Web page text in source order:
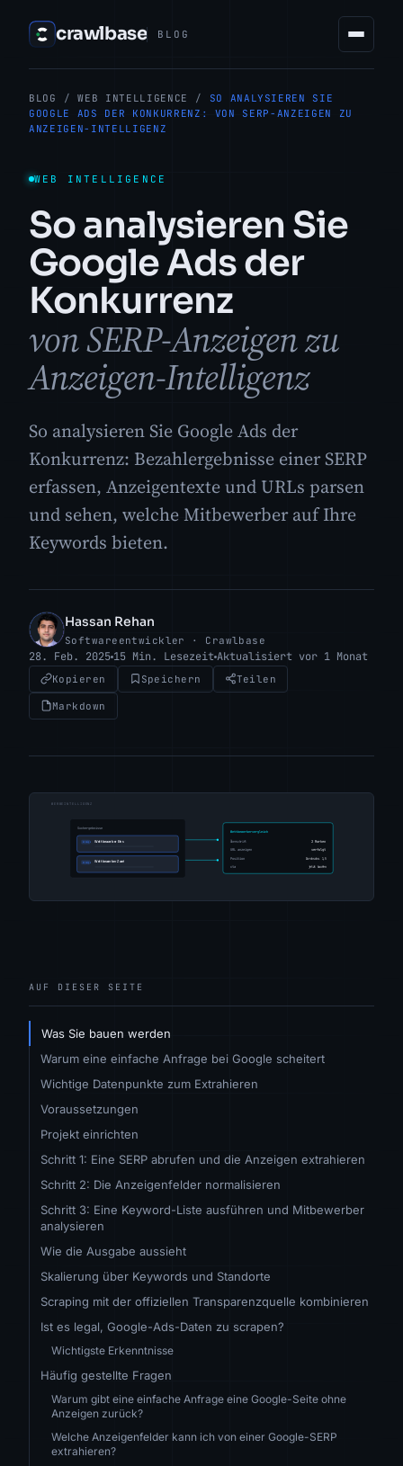
crawlbase BLOG
BLOG / WEB INTELLIGENCE /
SO ANALYSIEREN SIE
GOOGLE ADS DER KONKURRENZ: VON SERP-ANZEIGEN ZU
ANZEIGEN-INTELLIGENZ
WEB INTELLIGENCE
So analysieren Sie
Google Ads der
Konkurrenz
von SERP-Anzeigen zu
Anzeigen-Intelligenz
So analysieren Sie Google Ads der
Konkurrenz: Bezahlergebnisse einer SERP
erfassen, Anzeigentexte und URLs parsen
und sehen, welche Mitbewerber auf Ihre
Keywords bieten.
HR
Hassan Rehan
Softwareentwickler · Crawlbase
28. Feb. 2025 15 Min. Lesezeit Aktualisiert vor 1 Monat
Kopieren Speichern Teilen
Markdown
AUF DIESER SEITE
Was Sie bauen werden
Warum eine einfache Anfrage bei Google scheitert
Wichtige Datenpunkte zum Extrahieren
Voraussetzungen
Projekt einrichten
Schritt 1: Eine SERP abrufen und die Anzeigen extrahieren
Schritt 2: Die Anzeigenfelder normalisieren
Schritt 3: Eine Keyword-Liste ausführen und Mitbewerber
analysieren
Wie die Ausgabe aussieht
Skalierung über Keywords und Standorte
Scraping mit der offiziellen Transparenzquelle kombinieren
Ist es legal, Google-Ads-Daten zu scrapen?
Wichtigste Erkenntnisse
Häufig gestellte Fragen
Warum gibt eine einfache Anfrage eine Google-Seite ohne
Anzeigen zurück?
Welche Anzeigenfelder kann ich von einer Google-SERP
extrahieren?